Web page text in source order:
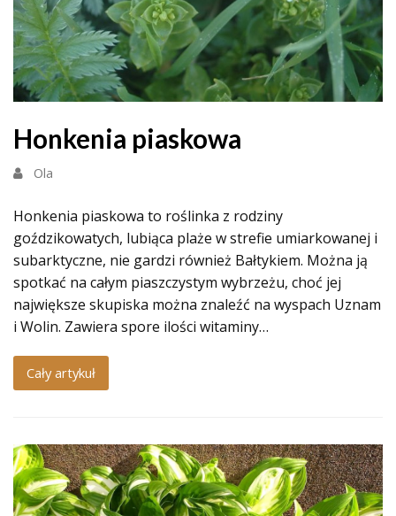
Honkenia piaskowa
Ola
Honkenia piaskowa to roślinka z rodziny
goździkowatych, lubiąca plaże w strefie umiarkowanej i
subarktyczne, nie gardzi również Bałtykiem. Można ją
spotkać na całym piaszczystym wybrzeżu, choć jej
największe skupiska można znaleźć na wyspach Uznam
i Wolin. Zawiera spore ilości witaminy…
Cały artykuł